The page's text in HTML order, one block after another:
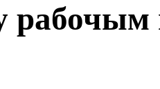
рабочым